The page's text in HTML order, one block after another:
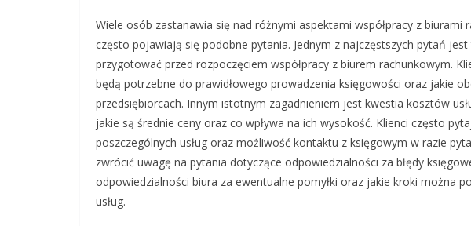
Wiele osób zastanawia się nad różnymi aspektami współpracy z biurami
często pojawiają się podobne pytania. Jednym z najczęstszych pytań
przygotować przed rozpoczęciem współpracy z biurem rachunkowym.
będą potrzebne do prawidłowego prowadzenia księgowości oraz jakie
przedsiębiorcach. Innym istotnym zagadnieniem jest kwestia kosztów
jakie są średnie ceny oraz co wpływa na ich wysokość. Klienci często
poszczególnych usług oraz możliwość kontaktu z księgowym w razie
zwrócić uwagę na pytania dotyczące odpowiedzialności za błędy
odpowiedzialności biura za ewentualne pomyłki oraz jakie kroki można
usług.